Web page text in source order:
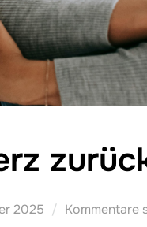
2025 Kommentare